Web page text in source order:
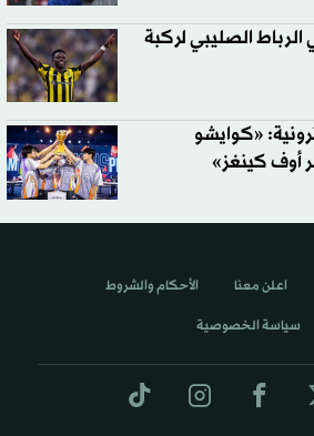
الصليبي لركبة
«كوايشو
أوف كينغز»
اعلن معنا الأحكام والشروط
سياسة الخصوصية